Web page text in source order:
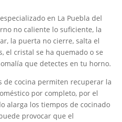
en La Puebla del
no caliente lo suficiente, la
la puerta no cierre, salta el
el cristal se ha quemado o se
que detectes en tu horno.
de cocina permiten recuperar la
por completo, por el
alarga los tiempos de cocinado
provocar que el